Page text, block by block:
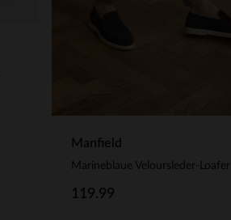
Manfield
Marineblaue Veloursleder-Loafer
119.99